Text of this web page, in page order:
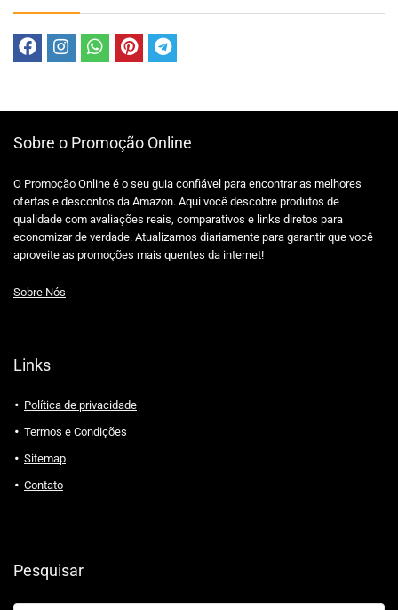
Sobre o Promoção Online
O Promoção Online é o seu guia confiável para encontrar as melhores
ofertas e descontos da Amazon. Aqui você descobre produtos de
qualidade com avaliações reais, comparativos e links diretos para
economizar de verdade. Atualizamos diariamente para garantir que você
aproveite as promoções mais quentes da internet!
Sobre Nós
Links
Política de privacidade
Termos e Condições
Sitemap
Contato
Pesquisar